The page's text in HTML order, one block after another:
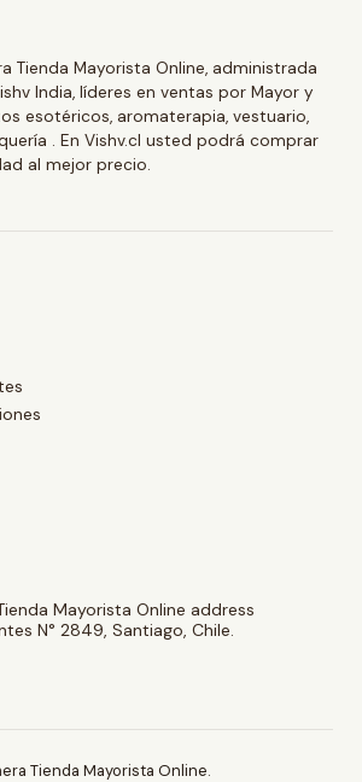
Tienda Mayorista Online, administrada
India, líderes en ventas por Mayor y
esotéricos, aromaterapia, vestuario,
. En Vishv.cl usted podrá comprar
al mejor precio.
Mayorista Online address
N° 2849, Santiago, Chile.
Tienda Mayorista Online.